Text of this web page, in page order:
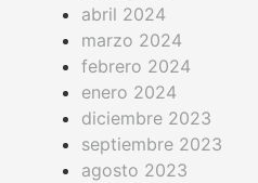
abril 2024
marzo 2024
febrero 2024
enero 2024
diciembre 2023
septiembre 2023
agosto 2023